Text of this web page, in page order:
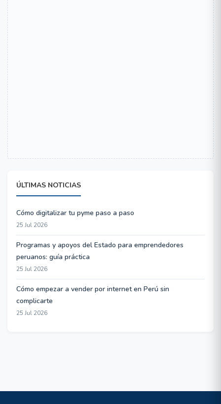
ÚLTIMAS NOTICIAS
Cómo digitalizar tu pyme paso a paso
25 Jul 2026
Programas y apoyos del Estado para emprendedores
peruanos: guía práctica
25 Jul 2026
Cómo empezar a vender por internet en Perú sin
complicarte
25 Jul 2026